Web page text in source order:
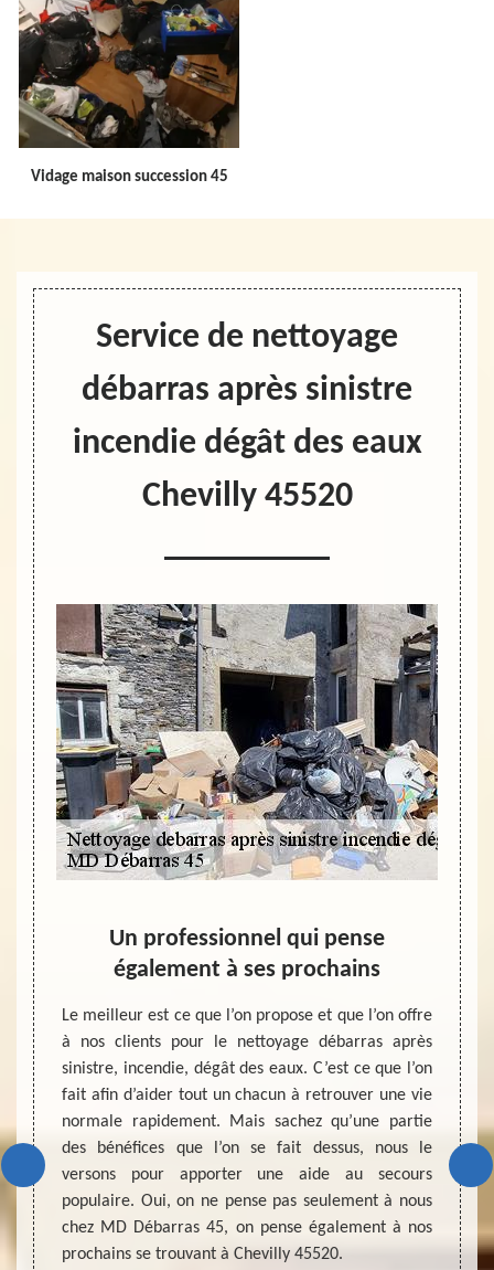
Vidage maison succession 45
Service de nettoyage
débarras après sinistre
incendie dégât des eaux
Chevilly 45520
:
un
bien
de
de
Un professionnel qui pense
également à ses prochains
Le meilleur est ce que l’on propose et que l’on offre
à nos clients pour le nettoyage débarras après
sinistre, incendie, dégât des eaux. C’est ce que l’on
fait afin d’aider tout un chacun à retrouver une vie
normale rapidement. Mais sachez qu’une partie
des bénéfices que l’on se fait dessus, nous le
versons pour apporter une aide au secours
populaire. Oui, on ne pense pas seulement à nous
chez MD Débarras 45, on pense également à nos
prochains se trouvant à Chevilly 45520.
Nous
vous
votre
l’on